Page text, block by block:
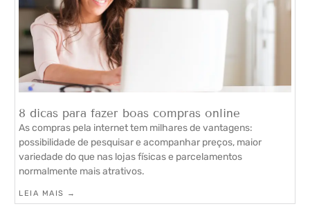
8 dicas para fazer boas compras online
As compras pela internet tem milhares de vantagens:
possibilidade de pesquisar e acompanhar preços, maior
variedade do que nas lojas físicas e parcelamentos
normalmente mais atrativos.
LEIA MAIS →